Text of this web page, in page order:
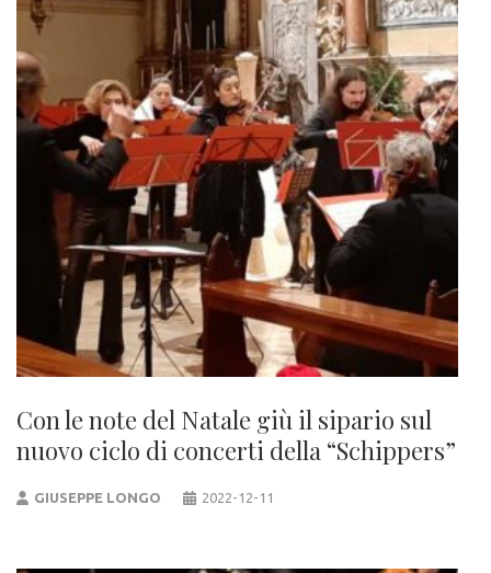
Con le note del Natale giù il sipario sul
nuovo ciclo di concerti della “Schippers”
GIUSEPPE LONGO 2022-12-11